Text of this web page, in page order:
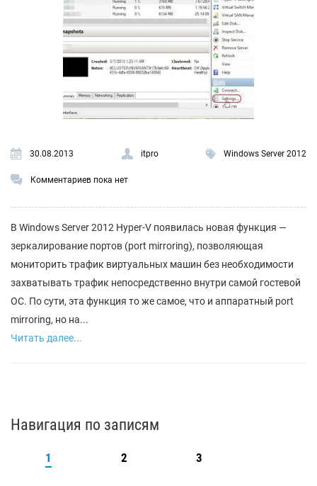
30.08.2013 itpro Windows Server 2012
Комментариев пока нет
В Windows Server 2012 Hyper-V появилась новая функция —
зеркалирование портов (port mirroring), позволяющая
мониторить трафик виртуальных машин без необходимости
захватывать трафик непосредственно внутри самой гостевой
ОС. По сути, эта функция то же самое, что и аппаратный port
mirroring, но на...
Читать далее...
Навигация по записям
1 2 3